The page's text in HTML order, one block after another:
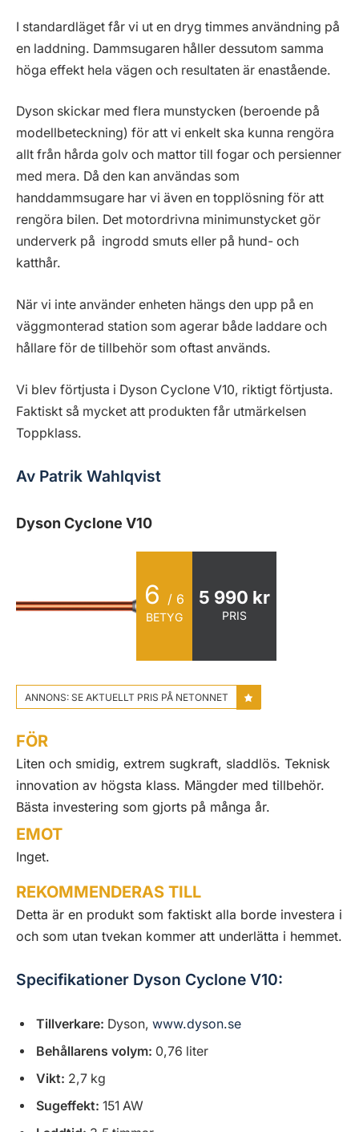
I standardläget får vi ut en dryg timmes användning på
en laddning. Dammsugaren håller dessutom samma
höga effekt hela vägen och resultaten är enastående.
Dyson skickar med flera munstycken (beroende på
modellbeteckning) för att vi enkelt ska kunna rengöra
allt från hårda golv och mattor till fogar och persienner
med mera. Då den kan användas som
handdammsugare har vi även en topplösning för att
rengöra bilen. Det motordrivna minimunstycket gör
underverk på ingrodd smuts eller på hund- och
katthår.
När vi inte använder enheten hängs den upp på en
väggmonterad station som agerar både laddare och
hållare för de tillbehör som oftast används.
Vi blev förtjusta i Dyson Cyclone V10, riktigt förtjusta.
Faktiskt så mycket att produkten får utmärkelsen
Toppklass.
Av Patrik Wahlqvist
Dyson Cyclone V10
6 / 6
BETYG
5 990 kr
PRIS
ANNONS: SE AKTUELLT PRIS PÅ NETONNET
FÖR
Liten och smidig, extrem sugkraft, sladdlös. Teknisk
innovation av högsta klass. Mängder med tillbehör.
Bästa investering som gjorts på många år.
EMOT
Inget.
REKOMMENDERAS TILL
Detta är en produkt som faktiskt alla borde investera i
och som utan tvekan kommer att underlätta i hemmet.
Specifikationer Dyson Cyclone V10:
Tillverkare: Dyson, www.dyson.se
Behållarens volym: 0,76 liter
Vikt: 2,7 kg
Sugeffekt: 151 AW